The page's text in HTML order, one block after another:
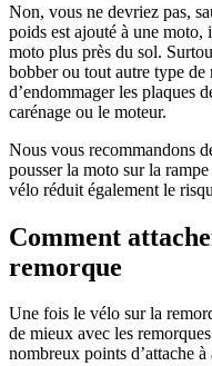
Non, vous ne devriez pas,
poids est ajouté à une moto,
moto plus près du sol.
bobber ou tout autre type
d’endommager les plaques
carénage ou le moteur.
Nous vous recommandons
pousser la moto sur la
vélo réduit également le
Comment
remorque
Une fois le vélo sur la
de mieux avec les
nombreux points d’attache